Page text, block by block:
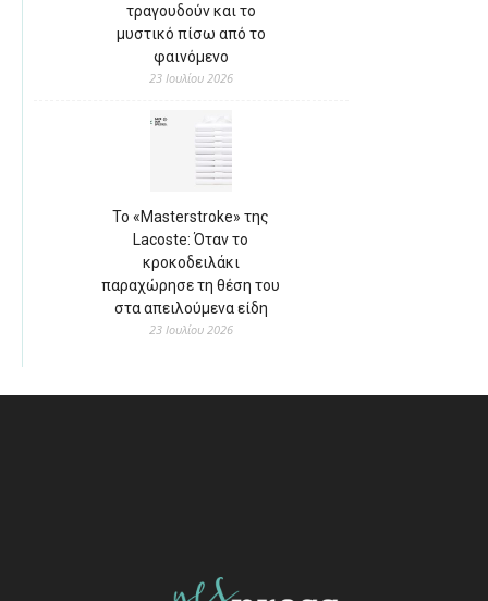
τραγουδούν και το
μυστικό πίσω από το
φαινόμενο
23 Ιουλίου 2026
Το «Masterstroke» της
Lacoste: Όταν το
κροκοδειλάκι
παραχώρησε τη θέση του
στα απειλούμενα είδη
23 Ιουλίου 2026